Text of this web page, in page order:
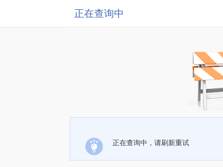
正在查询中
正在查询中，请刷新重试